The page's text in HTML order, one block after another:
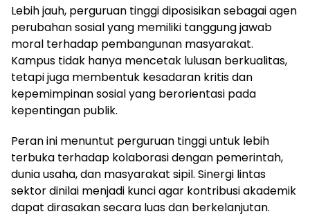
Lebih jauh, perguruan tinggi diposisikan sebagai agen
perubahan sosial yang memiliki tanggung jawab
moral terhadap pembangunan masyarakat.
Kampus tidak hanya mencetak lulusan berkualitas,
tetapi juga membentuk kesadaran kritis dan
kepemimpinan sosial yang berorientasi pada
kepentingan publik.
Peran ini menuntut perguruan tinggi untuk lebih
terbuka terhadap kolaborasi dengan pemerintah,
dunia usaha, dan masyarakat sipil. Sinergi lintas
sektor dinilai menjadi kunci agar kontribusi akademik
dapat dirasakan secara luas dan berkelanjutan.